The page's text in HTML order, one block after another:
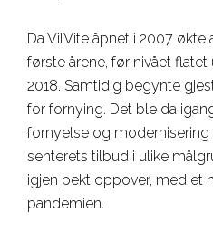
Da VilVite åpnet i 2007
første årene, før nivået
2018. Samtidig begynte
for fornying. Det ble da
fornyelse og modernisering
senterets tilbud i ulike
igjen pekt oppover, med et
pandemien.